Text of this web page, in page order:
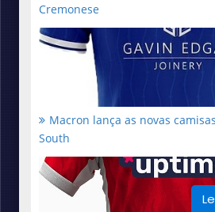
Cremonese
Macron lança as novas
South